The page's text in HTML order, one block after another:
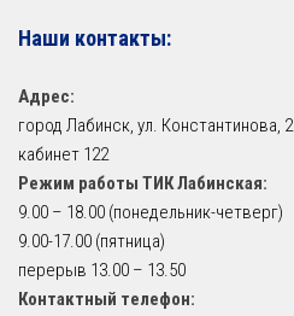
Наши контакты:
Адрес:
город Лабинск, ул. Константинова, 2
кабинет 122
Режим работы ТИК Лабинская:
9.00 – 18.00 (понедельник-четверг)
9.00-17.00 (пятница)
перерыв 13.00 – 13.50
Контактный телефон: